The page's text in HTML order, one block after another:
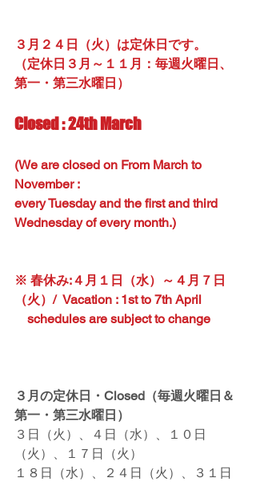
３月２４日（火）は定休日です。
（定休日３月～１１月：毎週火曜日、
第一・第三水曜日）
Closed : 24th March
(We are closed on From March to
November :
every Tuesday and the first and third
Wednesday of every month.)
※ 春休み:４月１日（水）～４月７日
（火）/  Vacation : 1st to 7th April
    schedules are subject to change
３月の定休日・Closed（毎週火曜日＆
第一・第三水曜日）
３日（火）、４日（水）、１０日
（火）、１７日（火）
１８日（水）、２４日（火）、３１日